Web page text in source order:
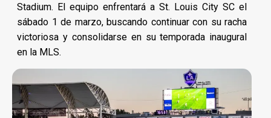
Stadium. El equipo enfrentará a St. Louis City SC el
sábado 1 de marzo, buscando continuar con su racha
victoriosa y consolidarse en su temporada inaugural
en la MLS.